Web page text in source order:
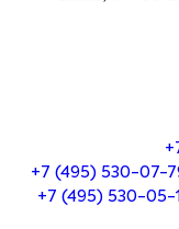
+7 (495) 530-07-
+7 (495) 530-05-